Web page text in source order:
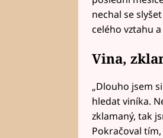
nechal se
celého vztahu
Vina,
„Dlouho jsem
hledat viníka.
zklamaný, tak
Pokračoval